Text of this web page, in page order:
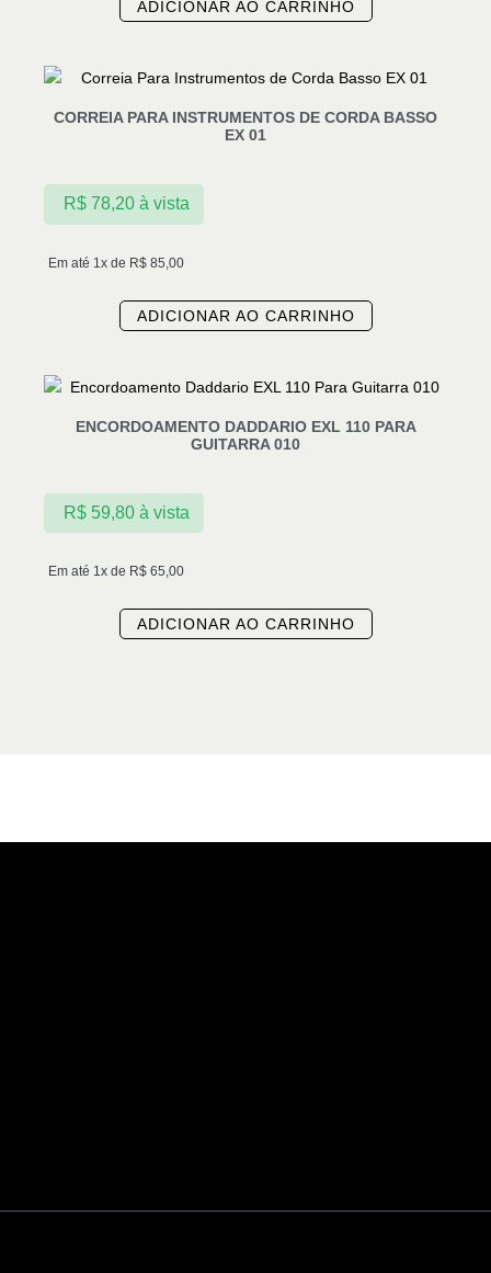
ADICIONAR AO CARRINHO
CORREIA PARA INSTRUMENTOS DE CORDA BASSO
EX 01
Em até 1x de R$ 85,00
R$78,20 à vista
ADICIONAR AO CARRINHO
ENCORDOAMENTO DADDARIO EXL 110 PARA
GUITARRA 010
Em até 1x de R$ 65,00
R$59,80 à vista
ADICIONAR AO CARRINHO